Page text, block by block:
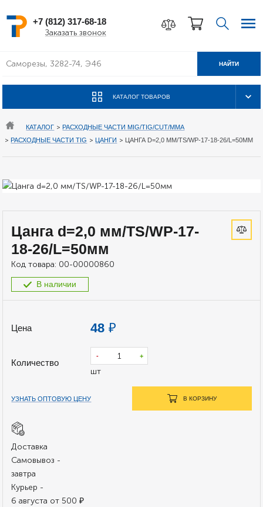
+7 (812) 317-68-18
Заказать звонок
КАТАЛОГ ТОВАРОВ
НАЙТИ
КАТАЛОГ >РАСХОДНЫЕ ЧАСТИ MIG/TIG/CUT/MMA
>РАСХОДНЫЕ ЧАСТИ TIG >ЦАНГИ > ЦАНГА D=2,0 ММ/TS/WP-17-18-26/L=50ММ
Цанга d=2,0 мм/TS/WP-17-
18-26/L=50мм
Код товара: 00-00000860
В наличии
Цена 48 ₽
Количество
- +
шт
УЗНАТЬ ОПТОВУЮ ЦЕНУ В КОРЗИНУ
Доставка
Самовывоз -
завтра
Курьер -
6 августа от 500 ₽